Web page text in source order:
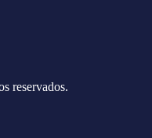
reservados.